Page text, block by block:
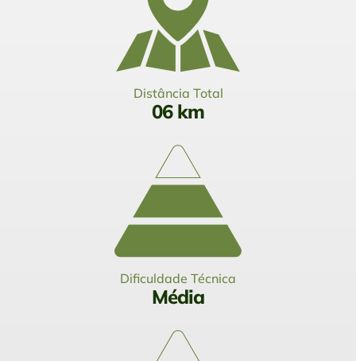
Distância Total
06 km
Dificuldade Técnica
Média